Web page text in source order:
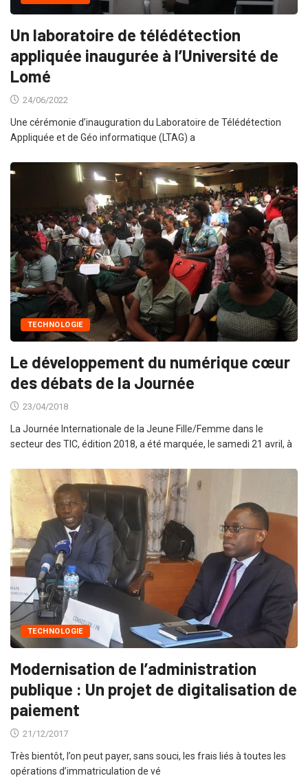
Un laboratoire de télédétection
appliquée inaugurée à l’Université de
Lomé
24/06/2022
Une cérémonie d’inauguration du Laboratoire de Télédétection
Appliquée et de Géo informatique (LTAG) a
TECHNOLOGIE
Le développement du numérique cœur
des débats de la Journée
23/04/2018
La Journée Internationale de la Jeune Fille/Femme dans le
secteur des TIC, édition 2018, a été marquée, le samedi 21 avril, à
TECHNOLOGIE
Modernisation de l’administration
publique : Un projet de digitalisation de
paiement
21/12/2017
Très bientôt, l’on peut payer, sans souci, les frais liés à toutes les
opérations d’immatriculation de vé